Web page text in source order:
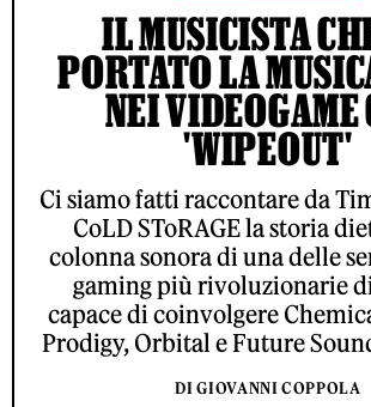
IL MUSICISTA
PORTATO LA
NEI VIDEOGAME
'WIPEOUT'
Ci siamo fatti raccontare da
CoLD SToRAGE la storia
colonna sonora di una delle
gaming più rivoluzionarie
capace di coinvolgere
Prodigy, Orbital e Future
DI GIOVANNI COPPOLA